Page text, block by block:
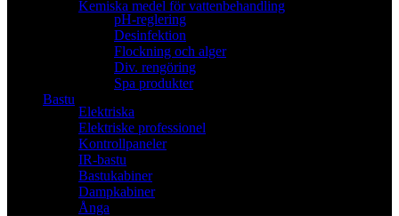
Kemiska medel för vattenbehandling
pH-reglering
Desinfektion
Flockning och alger
Div. rengöring
Spa produkter
Bastu
Elektriska
Elektriske professionel
Kontrollpaneler
IR-bastu
Bastukabiner
Dampkabiner
Ånga